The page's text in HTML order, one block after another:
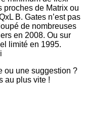
proches de Matrix ou
B. Gates n’est pas
de nombreuses
en 2008. Ou sur
limité en 1995.
ou une suggestion ?
au plus vite !